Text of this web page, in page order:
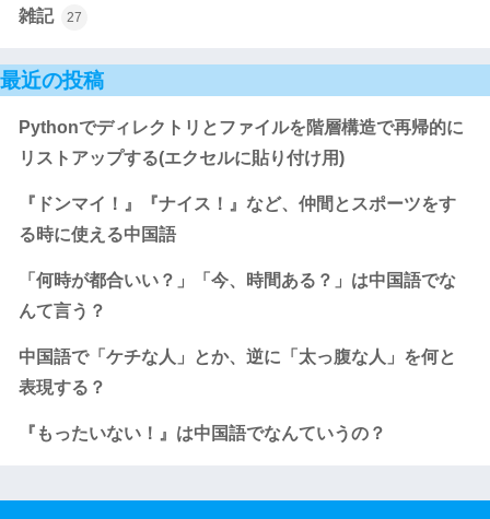
雑記 27
最近の投稿
Pythonでディレクトリとファイルを階層構造で再帰的に
リストアップする(エクセルに貼り付け用)
『ドンマイ！』『ナイス！』など、仲間とスポーツをす
る時に使える中国語
「何時が都合いい？」「今、時間ある？」は中国語でな
んて言う？
中国語で「ケチな人」とか、逆に「太っ腹な人」を何と
表現する？
『もったいない！』は中国語でなんていうの？